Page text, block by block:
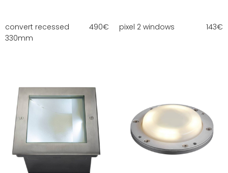
convert recessed
330mm
490€ pixel 2 windows 143€